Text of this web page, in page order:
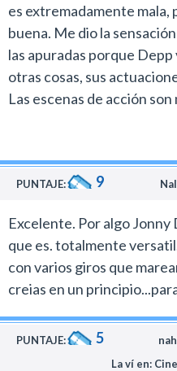
misterio que recuerda al
hombre equivocado por
cambiadas, y la verdad
decente.
Depp es el que tiene a
todas las que aparece él,
divertido con pequeños
artificial.
película y terminó
hubiera estado más
menos me parece que
El Turista se deja ver y
rato.
El que busque ir a verla
reflexionar sobre la vida
es extremadamente
buena. Me dio la
las apuradas porque
otras cosas, sus
Las escenas de acción
intermedio entre una
Directo a DVD
PUNTAJE: 9
Excelente. Por algo
que es. totalmente
con varios giros que
creias en un
PUNTAJE: 5
La ví en: